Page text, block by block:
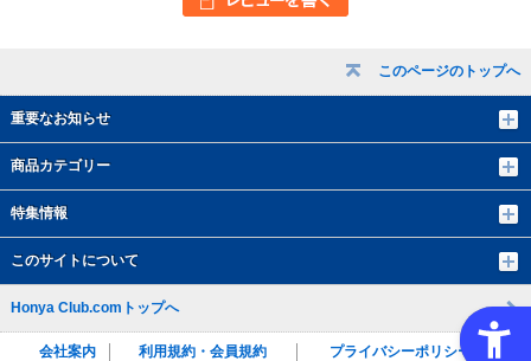
このページのトップへ
重要なお知らせ
商品カテゴリー
特集情報
このサイトについて
Honya Club.comトップへ
会社案内 利用規約・会員規約 プライバシーポリシー